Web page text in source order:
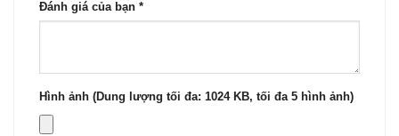
Đánh giá của bạn *
Hình ảnh (Dung lượng tối đa: 1024 KB, tối đa 5 hình ảnh)